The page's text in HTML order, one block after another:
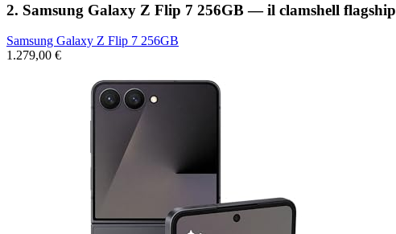
2. Samsung Galaxy Z Flip 7 256GB — il clamshell flagship
Samsung Galaxy Z Flip 7 256GB
1.279,00 €